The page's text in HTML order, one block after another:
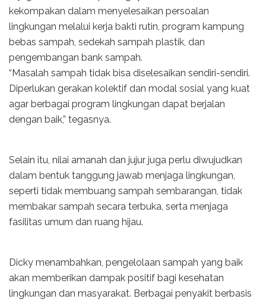
kekompakan dalam menyelesaikan persoalan
lingkungan melalui kerja bakti rutin, program kampung
bebas sampah, sedekah sampah plastik, dan
pengembangan bank sampah.
“Masalah sampah tidak bisa diselesaikan sendiri-sendiri.
Diperlukan gerakan kolektif dan modal sosial yang kuat
agar berbagai program lingkungan dapat berjalan
dengan baik,” tegasnya.
Selain itu, nilai amanah dan jujur juga perlu diwujudkan
dalam bentuk tanggung jawab menjaga lingkungan,
seperti tidak membuang sampah sembarangan, tidak
membakar sampah secara terbuka, serta menjaga
fasilitas umum dan ruang hijau.
Dicky menambahkan, pengelolaan sampah yang baik
akan memberikan dampak positif bagi kesehatan
lingkungan dan masyarakat. Berbagai penyakit berbasis